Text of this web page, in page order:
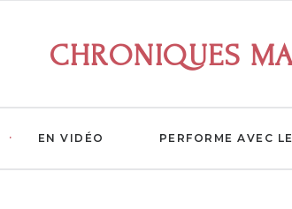
CHRONIQUES
EN VIDÉO PERFORME AVEC